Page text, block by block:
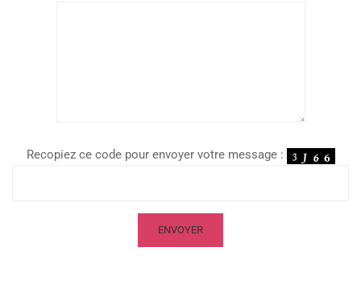
Recopiez ce code pour envoyer votre message :